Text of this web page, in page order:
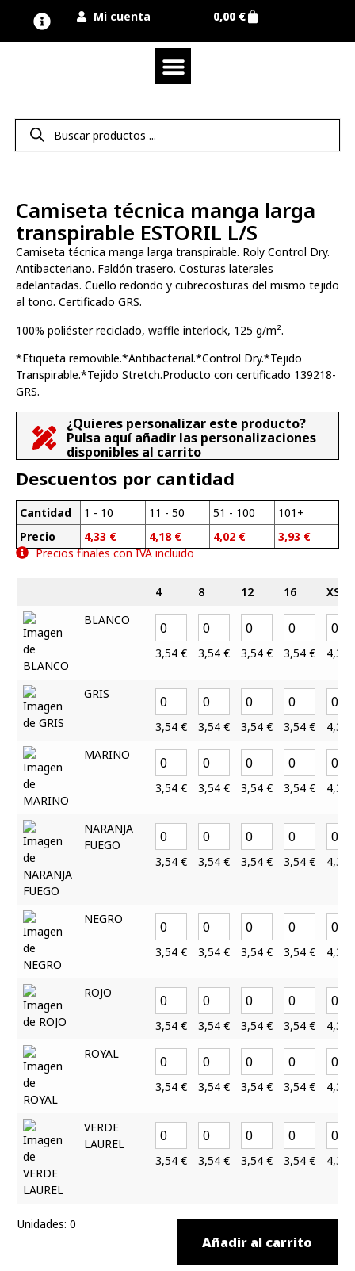
Mi cuenta 0,00 €
Camiseta técnica manga larga
transpirable ESTORIL L/S
Camiseta técnica manga larga transpirable. Roly Control Dry.
Antibacteriano. Faldón trasero. Costuras laterales
adelantadas. Cuello redondo y cubrecosturas del mismo tejido
al tono. Certificado GRS.
100% poliéster reciclado, waffle interlock, 125 g/m².
*Etiqueta removible.*Antibacterial.*Control Dry.*Tejido
Transpirable.*Tejido Stretch.Producto con certificado 139218-
GRS.
¿Quieres personalizar este producto?
Pulsa aquí añadir las personalizaciones
disponibles al carrito
Descuentos por cantidad
Cantidad
Precio
1 - 10
4,33 €
11 - 50
4,18 €
51 - 100
4,02 €
101+
3,93 €
Precios finales con IVA incluido
4 8 12 16
XS
BLANCO
3,54 € 3,54 € 3,54 € 3,54 € 4,33
GRIS
3,54 € 3,54 € 3,54 € 3,54 € 4,33
MARINO
3,54 € 3,54 € 3,54 € 3,54 € 4,33
NARANJA
FUEGO
3,54 € 3,54 € 3,54 € 3,54 € 4,33
NEGRO
3,54 € 3,54 € 3,54 € 3,54 € 4,33
ROJO
3,54 € 3,54 € 3,54 € 3,54 € 4,33
ROYAL
3,54 € 3,54 € 3,54 € 3,54 € 4,33
VERDE
LAUREL
3,54 € 3,54 € 3,54 € 3,54 € 4,33
Unidades: 0
Añadir al carrito